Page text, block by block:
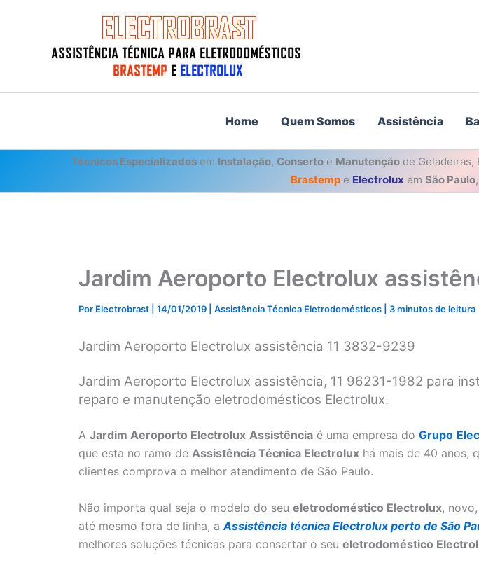
Home Quem Somos Assistência
Técnicos Especializados em Instalação, Conserto e Manutenção de Geladeiras,
Brastempe Electrolux em São Paulo,
Jardim Aeroporto Electrolux
Por Electrobrast 14/01/2019 Assistência Técnica Eletrodomésticos 3 minutos de leitura
Jardim Aeroporto Electrolux assistência 11 3832-9239
Jardim Aeroporto Electrolux assistência, 11 96231-1982 para
reparo e manutenção eletrodomésticos Electrolux.
A Jardim Aeroporto Electrolux Assistência é uma empresa do Grupo
que esta no ramo de Assistência Técnica Electrolux há mais de 40 anos,
clientes comprova o melhor atendimento de São Paulo.
Não importa qual seja o modelo do seu eletrodoméstico Electrolux,
até mesmo fora de linha, a Assistência técnica Electrolux perto de São
melhores soluções técnicas para consertar o seu eletrodoméstico